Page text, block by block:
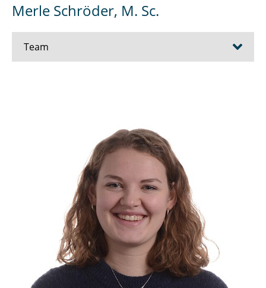
Merle Schröder, M. Sc.
Team
Lukas Bahlmann, M. Sc.
Simon Bahnmüller, M. Sc.
Franziska Beverborg, M. Sc.
Dennis Beusen, M. Sc.
Kerstin Bloch
Lennart Blume, M. Sc.